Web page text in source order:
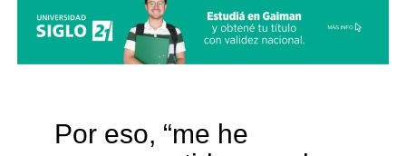
Por eso, “me he